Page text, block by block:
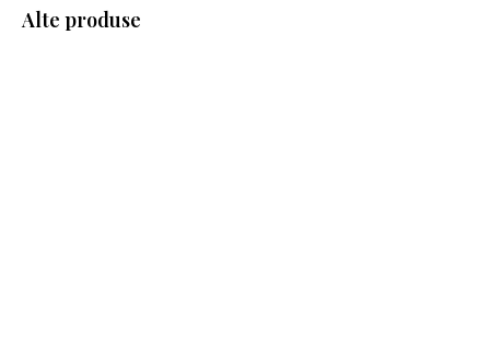
Alte produse